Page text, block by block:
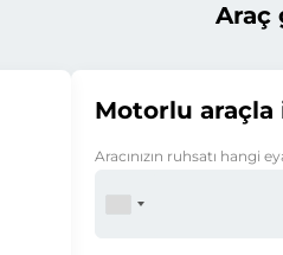
Araç
Motorlu
Aracınızın ruhsatı hangi